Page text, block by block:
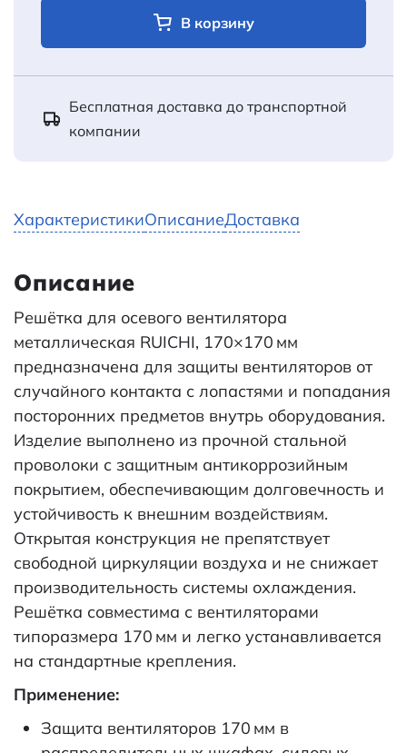
В корзину
Бесплатная доставка до транспортной
компании
ХарактеристикиОписаниеДоставка
Описание
Решётка для осевого вентилятора
металлическая RUICHI, 170×170 мм
предназначена для защиты вентиляторов от
случайного контакта с лопастями и попадания
посторонних предметов внутрь оборудования.
Изделие выполнено из прочной стальной
проволоки с защитным антикоррозийным
покрытием, обеспечивающим долговечность и
устойчивость к внешним воздействиям.
Открытая конструкция не препятствует
свободной циркуляции воздуха и не снижает
производительность системы охлаждения.
Решётка совместима с вентиляторами
типоразмера 170 мм и легко устанавливается
на стандартные крепления.
Применение:
Защита вентиляторов 170 мм в